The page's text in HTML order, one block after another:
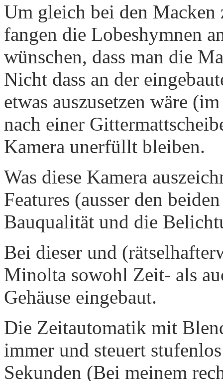
Um gleich bei den Macken
fangen die Lobeshymnen
wünschen, dass man die
Nicht dass an der
etwas auszusetzen wäre
nach einer
Kamera unerfüllt bleiben.
Was diese Kamera
Features (ausser den
Bauqualität und die
Bei dieser und
Minolta sowohl Zeit- als
Gehäuse eingebaut.
Die Zeitautomatik mit
immer und steuert
Sekunden (Bei meinem